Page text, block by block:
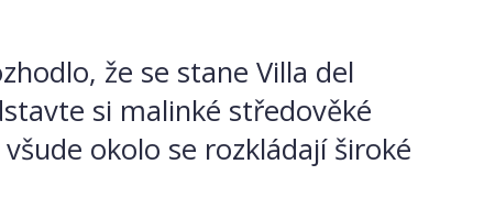
že se stane Villa del
si malinké středověké
okolo se rozkládají široké